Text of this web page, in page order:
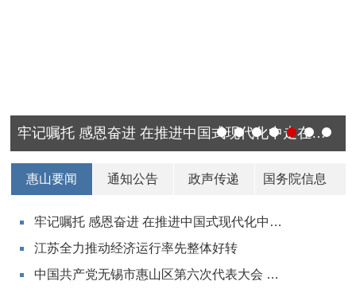
牢记嘱托 感恩奋进 在推进中国式现代化中走在前做示范
惠山要闻 通知公告 政声传递 国务院信息
牢记嘱托 感恩奋进 在推进中国式现代化中走在前做示范
江苏全力推动经济运行率先整体好转
中国共产党无锡市惠山区第六次代表大会 关于中共无锡市惠山区第五届纪律检查委员会工作报告的决议